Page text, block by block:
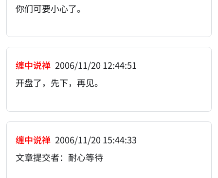
你们可要小心了。
缠中说禅 2006/11/20 12:44:51
开盘了，先下，再见。
缠中说禅 2006/11/20 15:44:33
文章提交者：耐心等待